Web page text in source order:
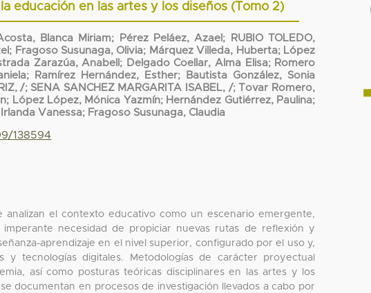
educación en las artes y los diseños (Tomo 2)
Blanca Miriam; Pérez Peláez, Azael ;
RUBIO TOLEDO,
; Fragoso Susunaga, Olivia; Márquez Villeda, Huberta; López
Zarazúa, Anabell ; Delgado Coellar, Alma Elisa; Romero
; Ramírez Hernández, Esther;
Bautista González, Sonia
/; SENA SANCHEZ MARGARITA ISABEL, /;
Tovar Romero,
; López López, Mónica Yazmín; Hernández Gutiérrez, Paulina;
Vanessa; Fragoso Susunaga, Claudia
138594
analizan el contexto educativo como un escenario emergente,
imperante necesidad de propiciar nuevas rutas de reflexión y
aprendizaje en el nivel superior, configurado por el uso y,
tecnologías digitales. Metodologías de carácter proyectual
así como posturas teóricas disciplinares en las artes y los
documentan en procesos de investigación llevados a cabo por